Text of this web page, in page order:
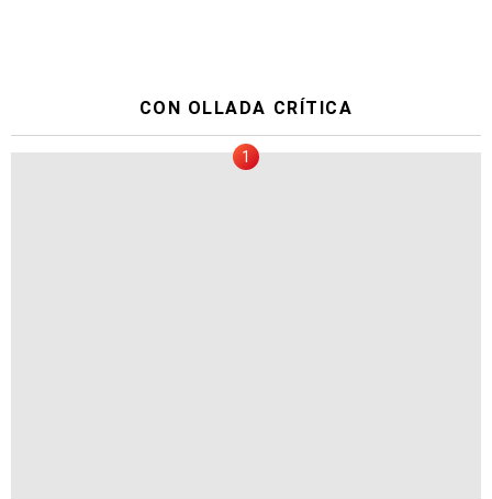
CON OLLADA CRÍTICA